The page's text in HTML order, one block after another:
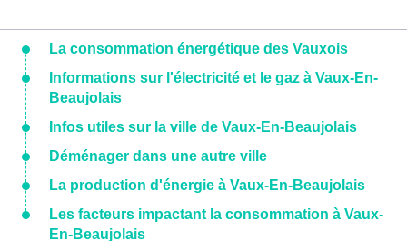
La consommation énergétique des Vauxois
Informations sur l'électricité et le gaz à Vaux-En-
Beaujolais
Infos utiles sur la ville de Vaux-En-Beaujolais
Déménager dans une autre ville
La production d'énergie à Vaux-En-Beaujolais
Les facteurs impactant la consommation à Vaux-
En-Beaujolais